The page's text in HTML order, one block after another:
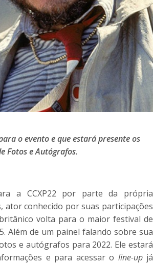
o evento e que estará presente os
Fotos e Autógrafos.
a CCXP22 por parte da própria
ator conhecido por suas participações
volta para o maior festival de
Além de um painel falando sobre sua
e autógrafos para 2022. Ele estará
e para acessar o line-upjá